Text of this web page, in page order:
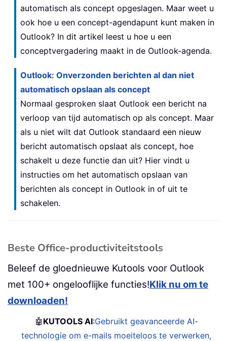
automatisch als concept opgeslagen. Maar weet u
ook hoe u een concept-agendapunt kunt maken in
Outlook? In dit artikel leest u hoe u een
conceptvergadering maakt in de Outlook-agenda.
Outlook: Onverzonden berichten al dan niet
automatisch opslaan als concept
Normaal gesproken slaat Outlook een bericht na
verloop van tijd automatisch op als concept. Maar
als u niet wilt dat Outlook standaard een nieuw
bericht automatisch opslaat als concept, hoe
schakelt u deze functie dan uit? Hier vindt u
instructies om het automatisch opslaan van
berichten als concept in Outlook in of uit te
schakelen.
Beste Office-productiviteitstools
Beleef de gloednieuwe Kutools voor Outlook
met 100+ ongelooflijke functies!Klik nu om te
downloaden!
🤖 KUTOOLS AI:Gebruikt geavanceerde AI-
technologie om e-mails moeiteloos te verwerken,